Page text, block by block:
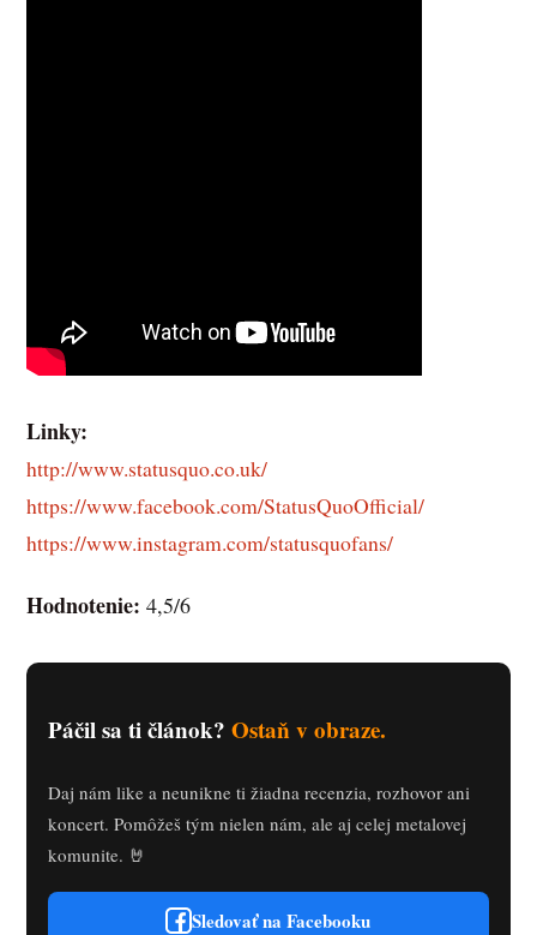
Linky:
http://www.statusquo.co.uk/
https://www.facebook.com/StatusQuoOfficial/
https://www.instagram.com/statusquofans/
Hodnotenie: 4,5/6
Páčil sa ti článok? Ostaň v obraze.
Daj nám like a neunikne ti žiadna recenzia, rozhovor ani
koncert. Pomôžeš tým nielen nám, ale aj celej metalovej
komunite. 🤘
Sledovať na Facebooku